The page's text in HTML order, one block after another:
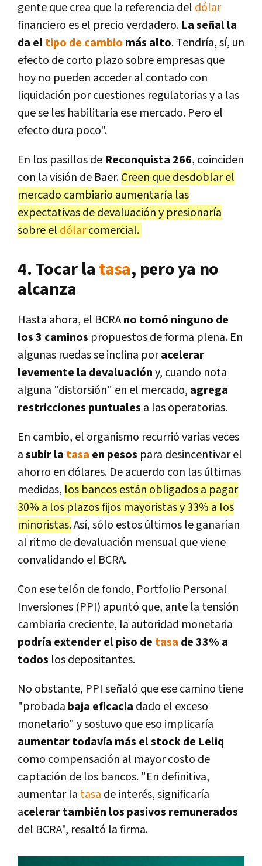
gente que crea que la referencia del dólar
financiero es el precio verdadero. La señal la
da eltipo de cambio más alto. Tendría, sí, un
efecto de corto plazo sobre empresas que
hoy no pueden acceder al contado con
liquidación por cuestiones regulatorias y a las
que se les habilitaría ese mercado. Pero el
efecto dura poco".
En los pasillos de Reconquista 266, coinciden
con la visión de Baer.Creen que desdoblar el
mercado cambiario aumentaría las
expectativas de devaluación y presionaría
sobre el dólarcomercial.
4. Tocar la tasa, pero ya no
alcanza
Hasta ahora, el BCRAno tomó ninguno de
los 3 caminos propuestos de forma plena. En
algunas ruedas se inclina poracelerar
levemente la devaluacióny, cuando nota
alguna "distorsión" en el mercado, agrega
restricciones puntuales a las operatorias.
En cambio, el organismo recurrió varias veces
asubir la tasa en pesos para desincentivar el
ahorro en dólares. De acuerdo con las últimas
medidas, los bancos están obligados a pagar
30% a los plazos fijos mayoristas y 33% a los
minoristas.Así, sólo estos últimos le ganarían
al ritmo de devaluación mensual que viene
convalidando el BCRA.
Con ese telón de fondo, Portfolio Personal
Inversiones (PPI) apuntó que, ante la tensión
cambiaria creciente, la autoridad monetaria
podría extender el piso de tasa de 33% a
todos los depositantes.
No obstante, PPI señaló que ese camino tiene
"probada baja eficacia dado el exceso
monetario" y sostuvo que eso implicaría
aumentar todavía más el stock de Leliq
como compensación al mayor costo de
captación de los bancos. "En definitiva,
aumentar la tasa de interés, significaría
acelerar también los pasivos remunerados
del BCRA", resaltó la firma.